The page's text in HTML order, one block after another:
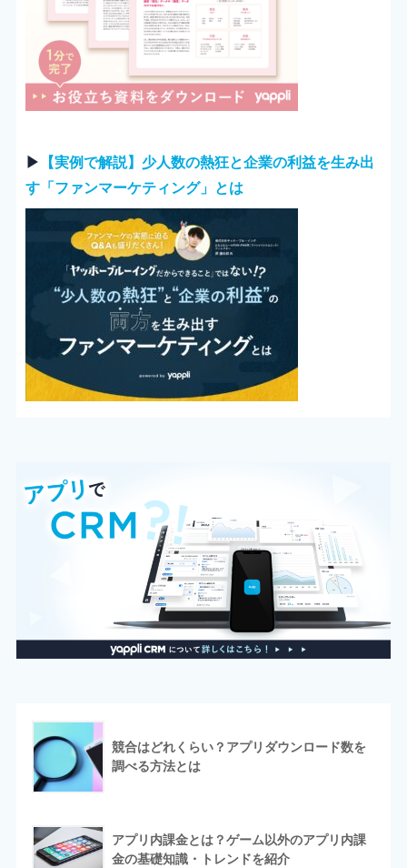
▶︎
【実例で解説】少人数の熱狂と企業の利益を生み出
す「ファンマーケティング」とは
競合はどれくらい？アプリダウンロード数を
調べる方法とは
アプリ内課金とは？ゲーム以外のアプリ内課
金の基礎知識・トレンドを紹介